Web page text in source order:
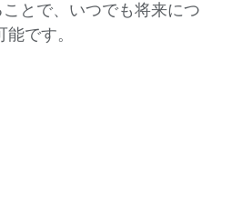
とで、いつでも将来につ
です。